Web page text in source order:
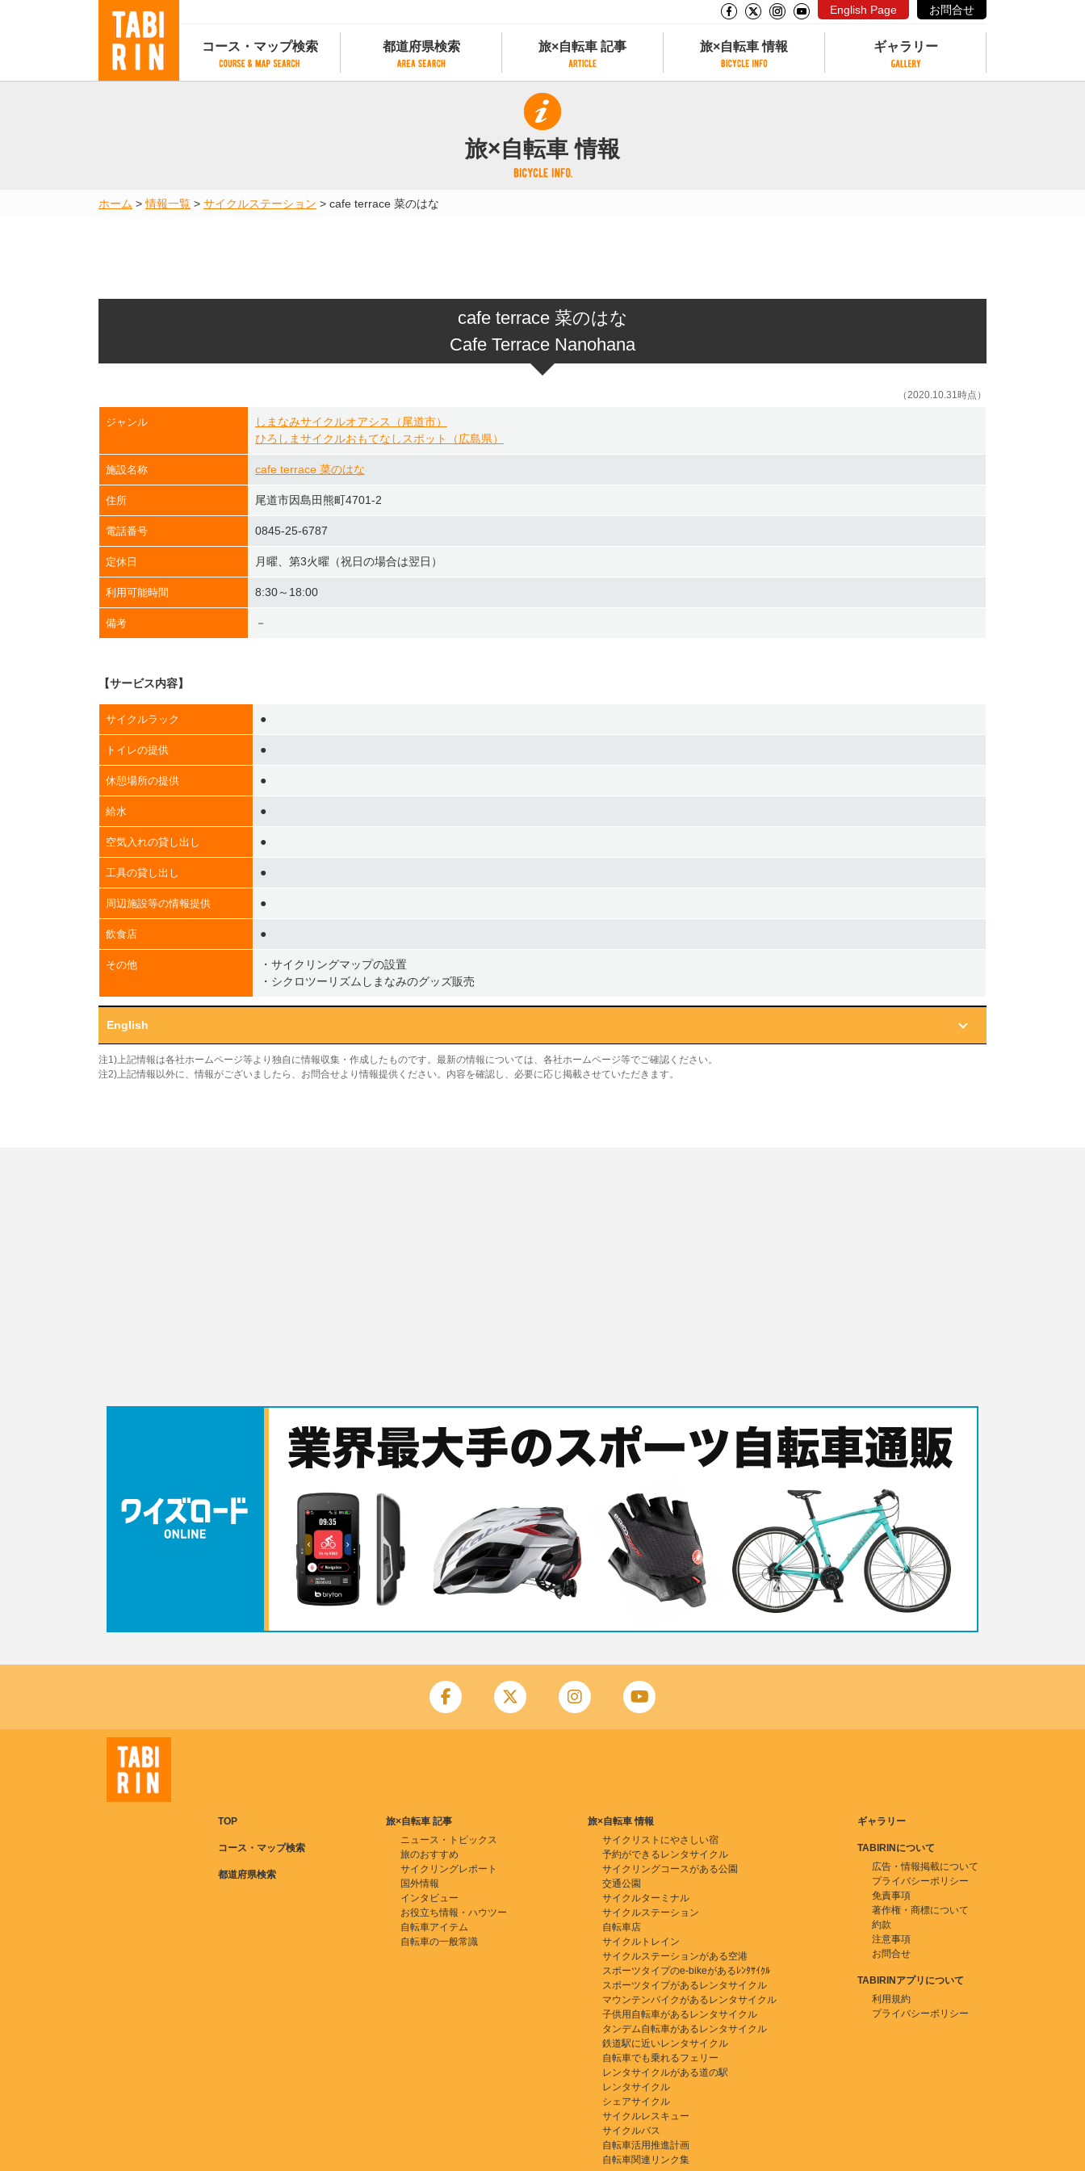
English Page お問合せ
コース・マップ検索
地図から検索
都道府県検索
都道府県別サイクリング情報
都道府県アクセスランキング
旅×自転車 記事
旅×自転車 記事
記事一覧
カテゴリから探す
旅×自転車 情報
サイクリストにやさしい宿
サイクルトレイン
タンデム自転車があるレンタサイクル
ギャラリー
旅×自転車 情報
ホーム >情報一覧 > サイクルステーション > cafe terrace 菜のはな
cafe terrace 菜のはな
Cafe Terrace Nanohana
（2020.10.31時点）
ジャンル
しまなみサイクルオアシス（尾道市）
ひろしまサイクルおもてなしスポット（広島県）
施設名称 cafe terrace 菜のはな
住所 尾道市因島田熊町4701-2
電話番号 0845-25-6787
定休日 月曜、第3火曜（祝日の場合は翌日）
利用可能時間 8:30～18:00
備考 －
【サービス内容】
サイクルラック ●
トイレの提供 ●
休憩場所の提供 ●
給水 ●
空気入れの貸し出し ●
工具の貸し出し ●
周辺施設等の情報提供 ●
飲食店 ●
その他
・サイクリングマップの設置
・シクロツーリズムしまなみのグッズ販売
English
注1)上記情報は各社ホームページ等より独自に情報収集・作成したものです。最新の情報については、各社ホームページ等でご確認ください。
注2)上記情報以外に、情報がございましたら、お問合せより情報提供ください。内容を確認し、必要に応じ掲載させていただきます。
TOP
コース・マップ検索
都道府県検索
旅×自転車 記事
ニュース・トピックス
旅のおすすめ
サイクリングレポート
国外情報
インタビュー
お役立ち情報・ハウツー
自転車アイテム
自転車の一般常識
旅×自転車 情報
サイクリストにやさしい宿
予約ができるレンタサイクル
サイクリングコースがある公園
交通公園
サイクルターミナル
サイクルステーション
自転車店
サイクルトレイン
サイクルステーションがある空港
スポーツタイプのe-bikeがあるﾚﾝﾀｻｲｸﾙ
スポーツタイプがあるレンタサイクル
マウンテンバイクがあるレンタサイクル
子供用自転車があるレンタサイクル
タンデム自転車があるレンタサイクル
鉄道駅に近いレンタサイクル
自転車でも乗れるフェリー
レンタサイクルがある道の駅
レンタサイクル
シェアサイクル
サイクルレスキュー
サイクルバス
自転車活用推進計画
自転車関連リンク集
ギャラリー
TABIRINについて
広告・情報掲載について
プライバシーポリシー
免責事項
著作権・商標について
約款
注意事項
お問合せ
TABIRINアプリについて
利用規約
プライバシーポリシー